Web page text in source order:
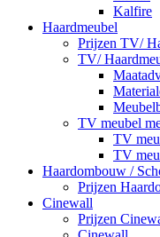
Kalfire
Haardmeubel
Prijzen TV/
TV/
TV meubel
TV
TV
Haardombouw /
Prijzen
Cinewall
Prijzen